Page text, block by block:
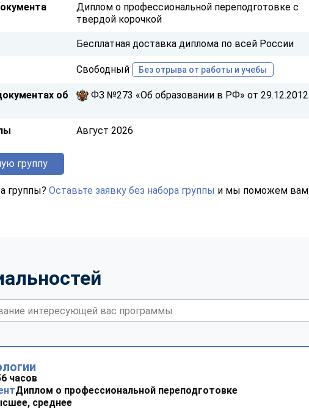
Диплом о профессиональной переподготовке с
твердой корочкой
Бесплатная доставка диплома по всей России
Свободный Без отрыва от работы и учебы
об
ФЗ №273 «Об образовании в РФ» от 29.12.2012
Август 2026
группу
группы? Оставьте заявку без набора группы и мы поможем вам
часов
Диплом о профессиональной переподготовке
среднее